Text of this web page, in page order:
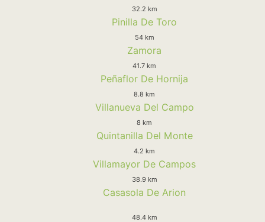
32.2 km
Pinilla De Toro
54 km
Zamora
41.7 km
Peñaflor De Hornija
8.8 km
Villanueva Del Campo
8 km
Quintanilla Del Monte
4.2 km
Villamayor De Campos
38.9 km
Casasola De Arion
48.4 km